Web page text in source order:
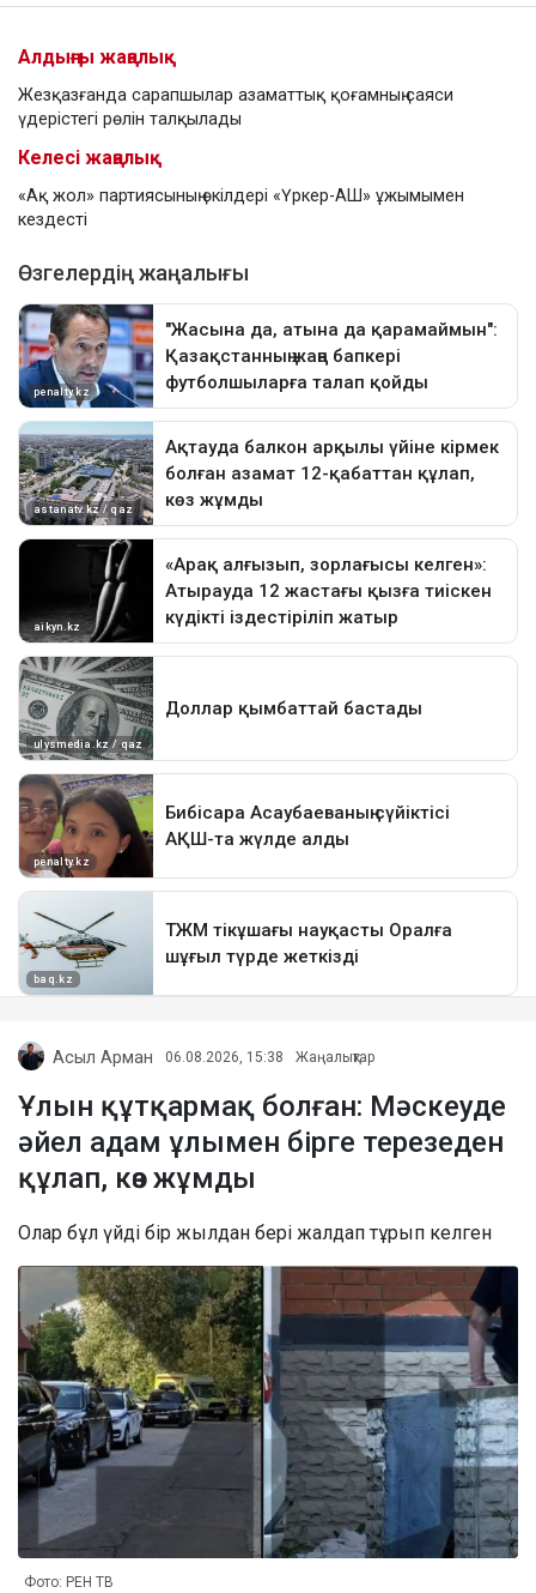
Алдыңғы жаңалық
Жезқазғанда сарапшылар азаматтық қоғамның саяси
үдерістегі рөлін талқылады
Келесі жаңалық
«Ақ жол» партиясының өкілдері «Үркер-АШ» ұжымымен
кездесті
Асыл Арман 06.08.2026, 15:38 Жаңалықтар
Ұлын құтқармақ болған: Мәскеуде
әйел адам ұлымен бірге терезеден
құлап, көз жұмды
Олар бұл үйді бір жылдан бері жалдап тұрып келген
Фото: РЕН ТВ